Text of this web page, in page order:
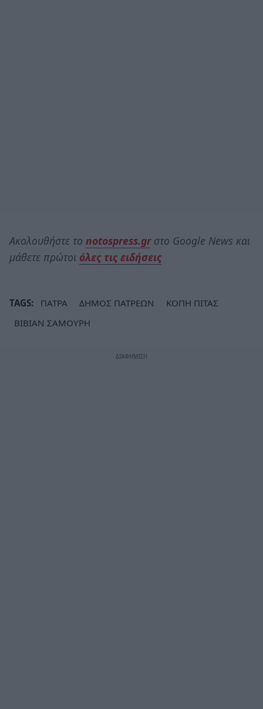
Ακολουθήστε το notospress.grστο Google News και
μάθετε πρώτοι όλες τις ειδήσεις
TAGS: ΠΑΤΡΑ ΔΗΜΟΣ ΠΑΤΡΕΩΝ
ΚΟΠΗ ΠΙΤΑΣ
ΒΙΒΙΑΝ ΣΑΜΟΥΡΗ